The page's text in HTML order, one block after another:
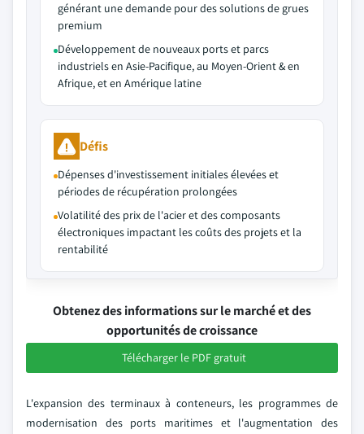
générant une demande pour des solutions de grues
premium
Développement de nouveaux ports et parcs
industriels en Asie-Pacifique, au Moyen-Orient & en
Afrique, et en Amérique latine
Défis
Dépenses d'investissement initiales élevées et
périodes de récupération prolongées
Volatilité des prix de l'acier et des composants
électroniques impactant les coûts des projets et la
rentabilité
Obtenez des informations sur le marché et des
opportunités de croissance
Télécharger le PDF gratuit
L'expansion des terminaux à conteneurs, les programmes de
modernisation des ports maritimes et l'augmentation des